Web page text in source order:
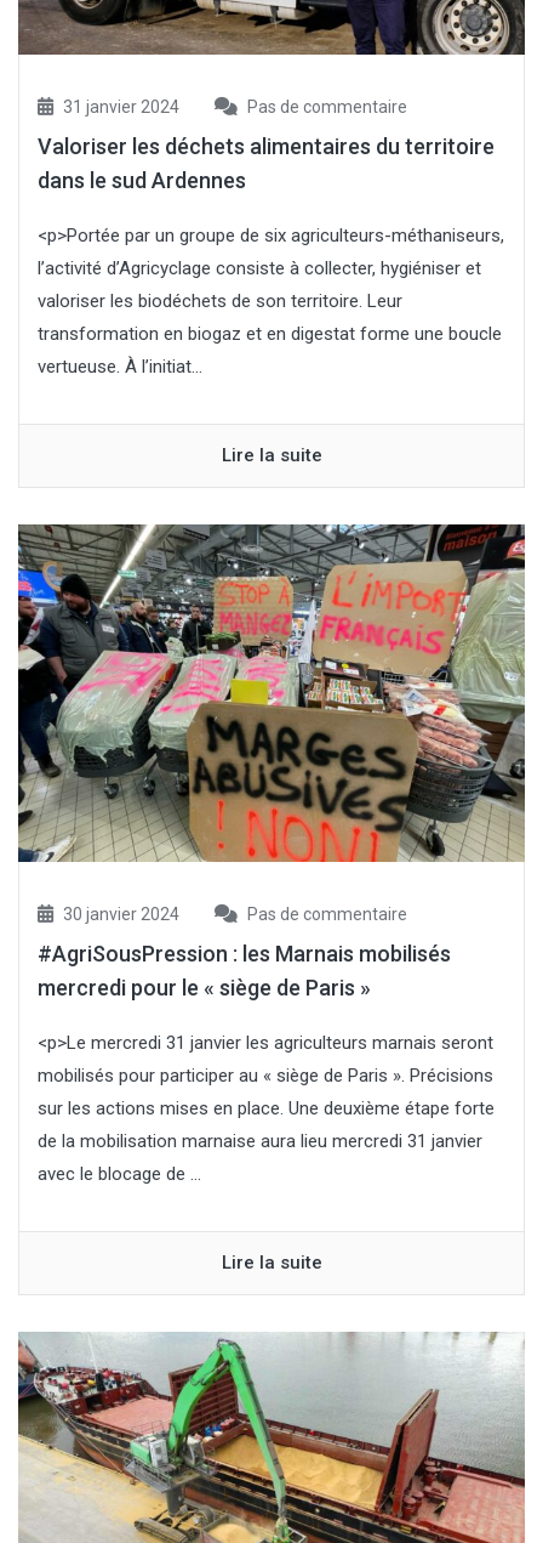
31 janvier 2024 Pas de commentaire
Valoriser les déchets alimentaires du territoire
dans le sud Ardennes
<p>Portée par un groupe de six agriculteurs-méthaniseurs,
l’activité d’Agricyclage consiste à collecter, hygiéniser et
valoriser les biodéchets de son territoire. Leur
transformation en biogaz et en digestat forme une boucle
vertueuse. À l’initiat...
Lire la suite
30 janvier 2024 Pas de commentaire
#AgriSousPression : les Marnais mobilisés
mercredi pour le « siège de Paris »
<p>Le mercredi 31 janvier les agriculteurs marnais seront
mobilisés pour participer au « siège de Paris ». Précisions
sur les actions mises en place. Une deuxième étape forte
de la mobilisation marnaise aura lieu mercredi 31 janvier
avec le blocage de ...
Lire la suite